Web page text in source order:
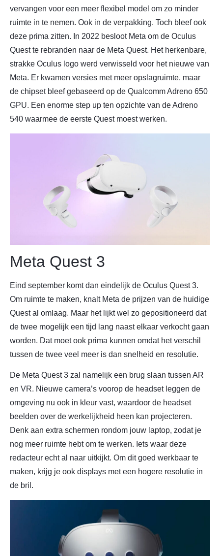
vervangen voor een meer flexibel model om zo minder
ruimte in te nemen. Ook in de verpakking. Toch bleef ook
deze prima zitten. In 2022 besloot Meta om de Oculus
Quest te rebranden naar de Meta Quest. Het herkenbare,
strakke Oculus logo werd verwisseld voor het nieuwe van
Meta. Er kwamen versies met meer opslagruimte, maar
de chipset bleef gebaseerd op de Qualcomm Adreno 650
GPU. Een enorme step up ten opzichte van de Adreno
540 waarmee de eerste Quest moest werken.
Meta Quest 3
Eind september komt dan eindelijk de Oculus Quest 3.
Om ruimte te maken, knalt Meta de prijzen van de huidige
Quest al omlaag. Maar het lijkt wel zo gepositioneerd dat
de twee mogelijk een tijd lang naast elkaar verkocht gaan
worden. Dat moet ook prima kunnen omdat het verschil
tussen de twee veel meer is dan snelheid en resolutie.
De Meta Quest 3 zal namelijk een brug slaan tussen AR
en VR. Nieuwe camera’s voorop de headset leggen de
omgeving nu ook in kleur vast, waardoor de headset
beelden over de werkelijkheid heen kan projecteren.
Denk aan extra schermen rondom jouw laptop, zodat je
nog meer ruimte hebt om te werken. Iets waar deze
redacteur echt al naar uitkijkt. Om dit goed werkbaar te
maken, krijg je ook displays met een hogere resolutie in
de bril.